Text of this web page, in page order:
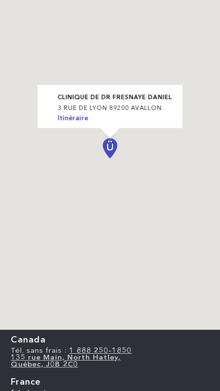
CLINIQUE DE DR FRESNAYE DANIEL
3 RUE DE LYON 89200 AVALLON
Itinéraire
Canada
Tél. sans frais : 1 888 250-1850
135 rue Main, North Hatley,
Québec, J0B 2C0
France